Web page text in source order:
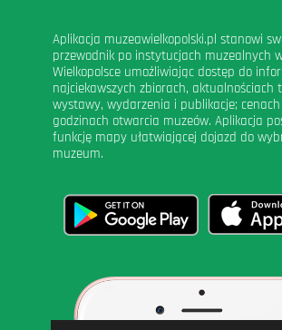
Aplikacja muzeawielkopolski.pl stanowi
przewodnik po instytucjach muzealnych
Wielkopolsce umożliwiając dostęp do
najciekawszych zbiorach, aktualnościach
wystawy, wydarzenia i publikacje;
godzinach otwarcia muzeów. Aplikacja
funkcję mapy ułatwiającej dojazd do
muzeum.